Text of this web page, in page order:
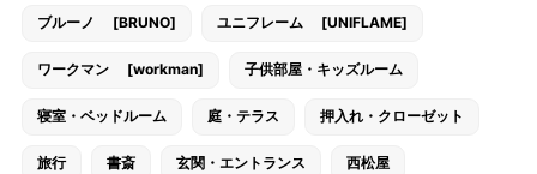
ブルーノ [BRUNO] ユニフレーム [UNIFLAME]
ワークマン [workman] 子供部屋・キッズルーム
寝室・ベッドルーム 庭・テラス 押入れ・クローゼット
旅行 書斎 玄関・エントランス 西松屋